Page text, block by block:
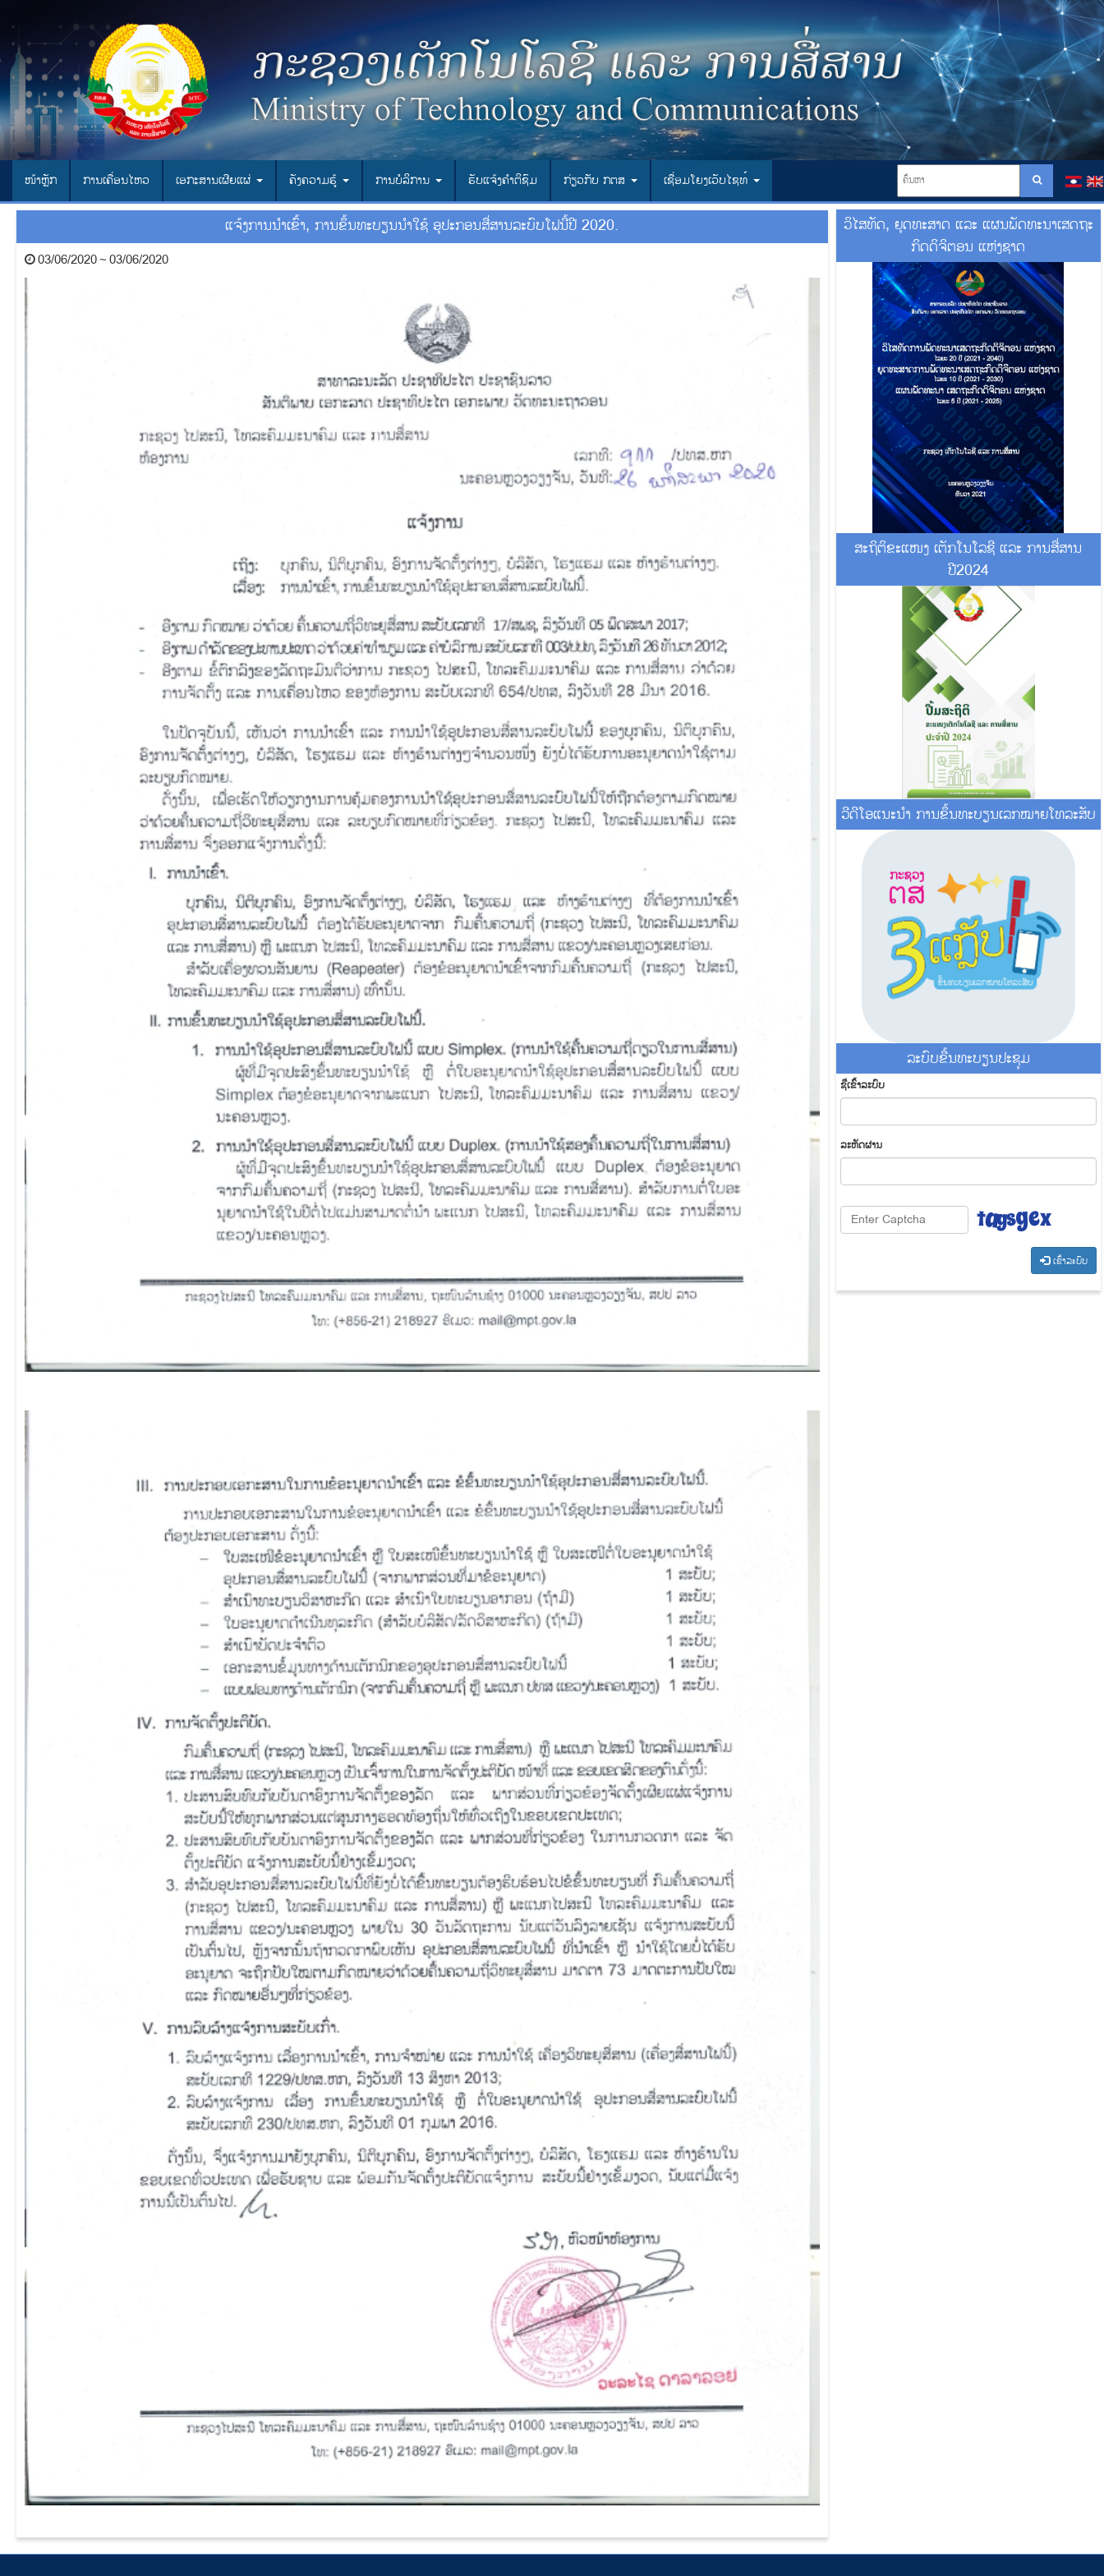
ໜ້າຫຼັກ ການເຄື່ອນໄຫວ ເອ​ກະ​ສານ​ເຜີຍ​ແຜ່ ຄັງຄວາມຮູ້ ການບໍລິການ ຮັບແຈ້ງຄຳຕິຊົມ ກ່ຽວກັບ ກຕສ ເຊື່ອມ​ໂຍງ​ເວັບ​ໄຊທ໌
ແຈ້ງ​ການ​​ນຳ​ເຂົ້າ, ການຂຶ້ນທະບຽນນຳ​ໃຊ້ ອຸ​ປະ​ກອນ​ສື່​ສານ​ລະ​ບົບໂຟນີ້​ປີ 2020.
03/06/2020 ~ 03/06/2020
ວິໄສທັດ, ຍຸດທະສາດ ແລະ ແຜນພັດທະນາເສດຖະ
ກິດດິຈິຕອນ ແຫ່ງຊາດ
ສະຖິຕິຂະແໜງ ເຕັກໂນໂລຊີ ແລະ ການສື່ສານ
ປີ2024
ວີດີໂອແນະນໍາ ການຂຶ້ນທະບຽນເລກໝາຍໂທລະສັບ
ລະ​ບົບ​ຂື້ນ​ທະ​ບຽນ​ປະ​ຊຸມ
ຊື່​ເຂົ້າ​ລະ​ບົບ
​ລະ​ຫັດ​ຜ່ານ
​ເຂົ້າ​ລະ​ບົບ